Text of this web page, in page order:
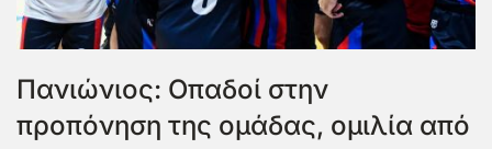
Πανιώνιος: Οπαδοί στην
προπόνηση της ομάδας, ομιλία από